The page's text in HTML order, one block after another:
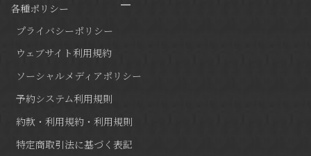
各種ポリシー
プライバシーポリシー
ウェブサイト利用規約
ソーシャルメディアポリシー
予約システム利用規則
約款・利用規約・利用規則
特定商取引法に基づく表記